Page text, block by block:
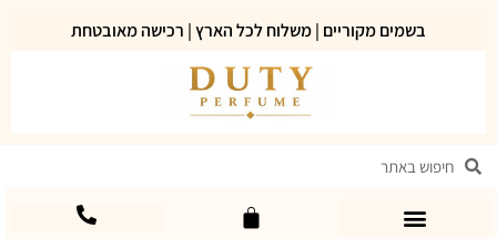
בשמים מקוריים | משלוח לכל הארץ | רכישה מאובטחת